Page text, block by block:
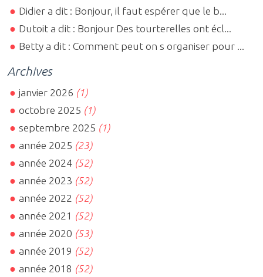
Didier a dit : Bonjour, il faut espérer que le b...
Dutoit a dit : Bonjour Des tourterelles ont écl...
Betty a dit : Comment peut on s organiser pour ...
Archives
janvier 2026 (1)
octobre 2025 (1)
septembre 2025 (1)
année 2025 (23)
année 2024 (52)
année 2023 (52)
année 2022 (52)
année 2021 (52)
année 2020 (53)
année 2019 (52)
année 2018 (52)